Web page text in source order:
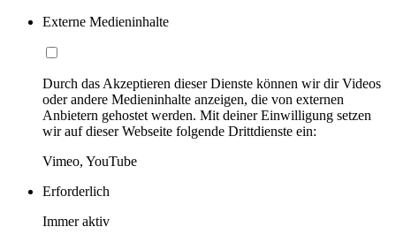
Externe Medieninhalte
Durch das Akzeptieren dieser Dienste können wir dir Videos
oder andere Medieninhalte anzeigen, die von externen
Anbietern gehostet werden. Mit deiner Einwilligung setzen
wir auf dieser Webseite folgende Drittdienste ein:
Vimeo, YouTube
Erforderlich
Immer aktiv